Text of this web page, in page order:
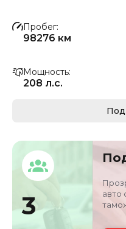
Пробег
98276 км
Мощность
208 л.с.
Объём двигателя
2 л
3
авто